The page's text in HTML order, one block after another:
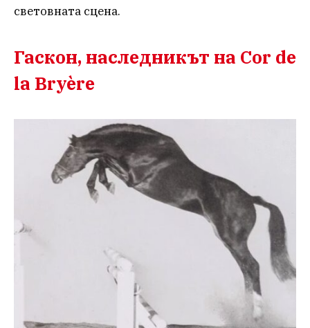
световната сцена.
Гаскон, наследникът на Cor de
la Bryère